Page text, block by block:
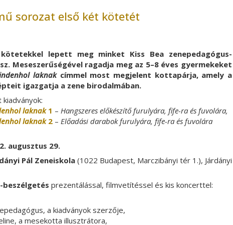
sorozat első két kötetét
kötetekkel lepett meg minket Kiss Bea zenepedagógus-
Meseszerűségével ragadja meg az 5–8 éves gyermekeket
laknakcímmel most megjelent kottapárja, amely a
igazgatja a zene birodalmában.
laknak1 – Hangszeres előkészítő furulyára, fife-ra és fuvolára,
laknak2 – Előadási darabok furulyára, fife-ra és fuvolára
augusztus 29.
Pál Zeneiskola(1022 Budapest, Marczibányi tér 1.), Járdányi
beszélgetés prezentálással, filmvetítéssel és kis koncerttel:
a kiadványok szerzője,
a mesekotta illusztrátora,